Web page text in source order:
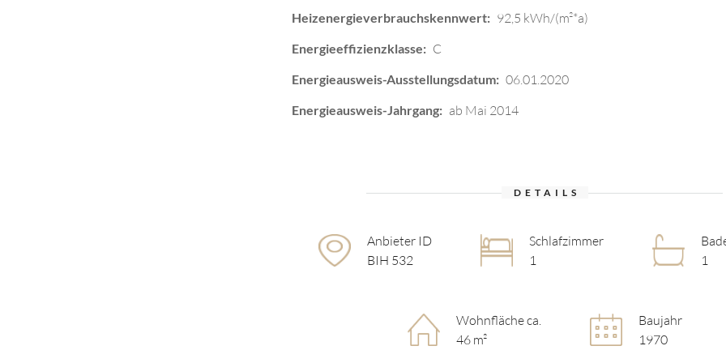
Heizenergieverbrauchskennwert: 92,5 kWh/(m²*a)
Energieeffizienzklasse: C
Energieausweis-Ausstellungsdatum: 06.01.2020
Energieausweis-Jahrgang: ab Mai 2014
DETAILS
Anbieter ID
BIH 532
Schlafzimmer
1
1
Wohnfläche ca.
46 m²
Baujahr
1970